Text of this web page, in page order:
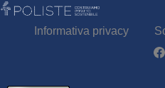
Informativa privacy